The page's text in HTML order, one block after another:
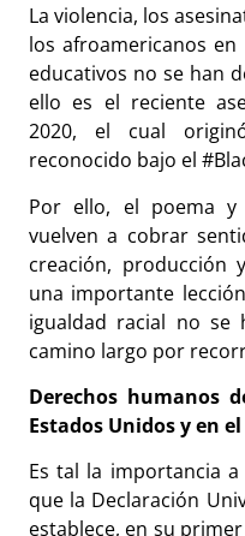
La violencia, los
los afroamericanos
educativos no se han
ello es el reciente
2020, el cual
reconocido bajo el
Por ello, el poema y
vuelven a cobrar
creación, producción
una importante
igualdad racial no se
camino largo por
Derechos humanos
Estados Unidos y en
Es tal la importancia
que la Declaración
establece, en su